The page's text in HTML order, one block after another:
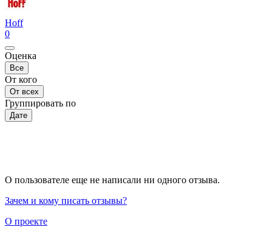
Hoff
0
Оценка
Все
От кого
От всех
Группировать по
Дате
О пользователе еще не написали ни одного отзыва.
Зачем и кому писать отзывы?
О проекте